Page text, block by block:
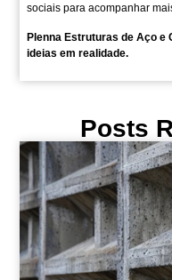
sociais para acompanhar
Plenna Estruturas de Aço e
ideias em realidade.
Posts